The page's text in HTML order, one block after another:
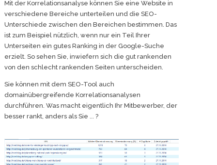
Mit der Korrelationsanalyse können Sie eine Website in
verschiedene Bereiche unterteilen und die SEO-
Unterschiede zwischen den Bereichen bestimmen. Das
ist zum Beispiel nützlich, wenn nur ein Teil Ihrer
Unterseiten ein gutes Ranking in der Google-Suche
erzielt. So sehen Sie, inwiefern sich die gut rankenden
von den schlecht rankenden Seiten unterscheiden.
Sie können mit dem SEO-Tool auch
domainübergreifende Korrelationsanalysen
durchführen. Was macht eigentlich Ihr Mitbewerber, der
besser rankt, anders als Sie ... ?